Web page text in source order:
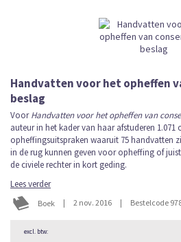
Handvatten voor het opheffen
beslag
VoorHandvatten voor het opheffen van
auteur in het kader van haar afstuderen
opheffingsuitspraken waaruit 75 handvatten
in de rug kunnen geven voor opheffing of
de civiele rechter in kort geding.
Lees verder
Boek | 2 nov. 2016 | Bestelcode